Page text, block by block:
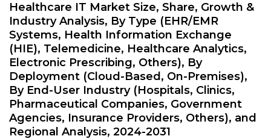
Healthcare IT Market Size, Share, Growth &
Industry Analysis, By Type (EHR/EMR
Systems, Health Information Exchange
(HIE), Telemedicine, Healthcare Analytics,
Electronic Prescribing, Others), By
Deployment (Cloud-Based, On-Premises),
By End-User Industry (Hospitals, Clinics,
Pharmaceutical Companies, Government
Agencies, Insurance Providers, Others), and
Regional Analysis, 2024-2031